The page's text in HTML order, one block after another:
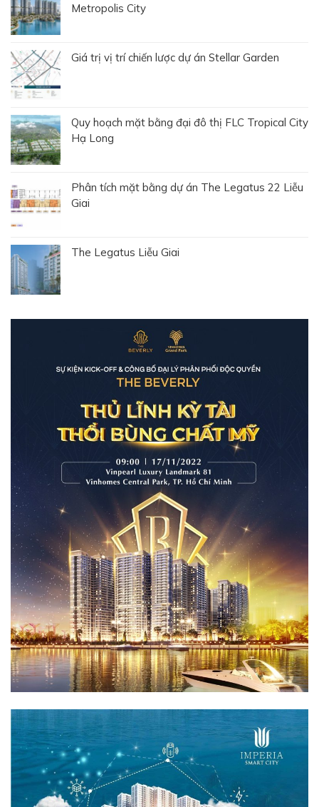
Metropolis City
Giá trị vị trí chiến lược dự án Stellar Garden
Quy hoạch mặt bằng đại đô thị FLC Tropical City
Hạ Long
Phân tích mặt bằng dự án The Legatus 22 Liễu
Giai
The Legatus Liễu Giai